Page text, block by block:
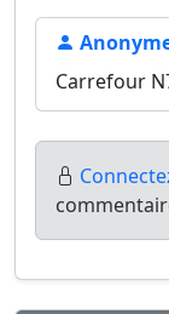
Carrefour